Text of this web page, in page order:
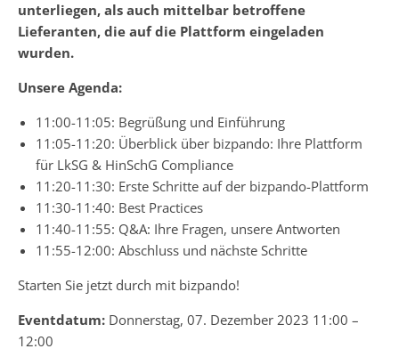
unterliegen, als auch mittelbar betroffene
Lieferanten, die auf die Plattform eingeladen
wurden.
Unsere Agenda:
11:00-11:05: Begrüßung und Einführung
11:05-11:20: Überblick über bizpando: Ihre Plattform
für LkSG & HinSchG Compliance
11:20-11:30: Erste Schritte auf der bizpando-Plattform
11:30-11:40: Best Practices
11:40-11:55: Q&A: Ihre Fragen, unsere Antworten
11:55-12:00: Abschluss und nächste Schritte
Starten Sie jetzt durch mit bizpando!
Eventdatum: Donnerstag, 07. Dezember 2023 11:00 –
12:00